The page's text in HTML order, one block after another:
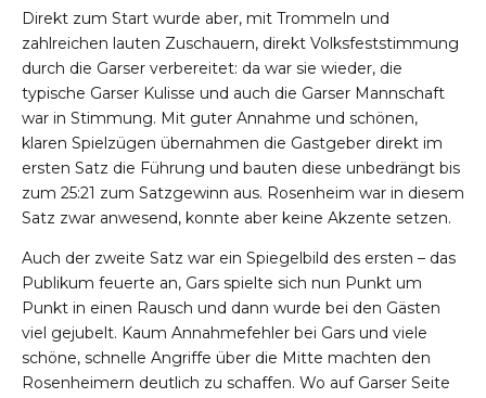
Direkt zum Start wurde aber, mit Trommeln und
zahlreichen lauten Zuschauern, direkt Volksfeststimmung
durch die Garser verbereitet: da war sie wieder, die
typische Garser Kulisse und auch die Garser Mannschaft
war in Stimmung. Mit guter Annahme und schönen,
klaren Spielzügen übernahmen die Gastgeber direkt im
ersten Satz die Führung und bauten diese unbedrängt bis
zum 25:21 zum Satzgewinn aus. Rosenheim war in diesem
Satz zwar anwesend, konnte aber keine Akzente setzen.
Auch der zweite Satz war ein Spiegelbild des ersten – das
Publikum feuerte an, Gars spielte sich nun Punkt um
Punkt in einen Rausch und dann wurde bei den Gästen
viel gejubelt. Kaum Annahmefehler bei Gars und viele
schöne, schnelle Angriffe über die Mitte machten den
Rosenheimern deutlich zu schaffen. Wo auf Garser Seite